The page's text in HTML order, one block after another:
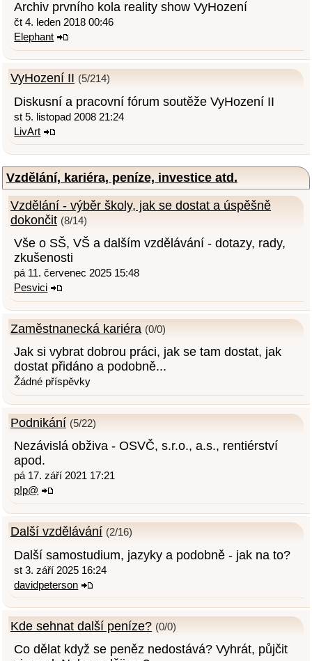
Archiv prvního kola reality show VyHození
čt 4. leden 2018 00:46
Elephant
VyHození II (5/214)
Diskusní a pracovní fórum soutěže VyHození II
st 5. listopad 2008 21:24
LivArt
Vzdělání, kariéra, peníze, investice atd.
Vzdělání - výběr školy, jak se dostat a úspěšně
dokončit (8/14)
Vše o SŠ, VŠ a dalším vzdělávání - dotazy, rady,
zkušenosti
pá 11. červenec 2025 15:48
Pesvici
Zaměstnanecká kariéra (0/0)
Jak si vybrat dobrou práci, jak se tam dostat, jak
dostat přidáno a podobně...
Žádné příspěvky
Podnikání (5/22)
Nezávislá obživa - OSVČ, s.r.o., a.s., rentiérství
apod.
pá 17. září 2021 17:21
p!p@
Další vzdělávání (2/16)
Další samostudium, jazyky a podobně - jak na to?
st 3. září 2025 16:24
davidpeterson
Kde sehnat další peníze? (0/0)
Co dělat když se peněz nedostává? Vyhrát, půjčit